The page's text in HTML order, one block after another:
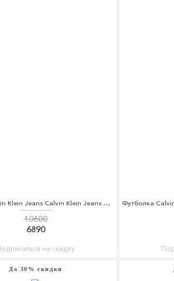
Джинсы Calvin Klein Jeans Calvin Klein Jeans CA939EWAQIG3
10600
6890
на скидку
До 30% скидки